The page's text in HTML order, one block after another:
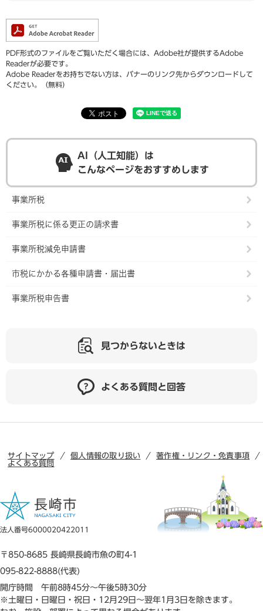
PDF形式のファイルをご覧いただく場合には、Adobe社が提供するAdobe
Readerが必要です。
Adobe Readerをお持ちでない方は、バナーのリンク先からダウンロードして
ください。（無料）
AI（人工知能）は
こんなページをおすすめします
事業所税
事業所税に係る更正の請求書
事業所税減免申請書
市税にかかる各種申請書・届出書
事業所税申告書
見つからないときは
よくある質問と回答
サイトマップ 個人情報の取り扱い
著作権・リンク・免責事項
よくある質問
法人番号6000020422011
〒850-8685 長崎県長崎市魚の町4-1
095-822-8888(代表)
開庁時間 午前8時45分～午後5時30分
※土曜日・日曜日・祝日・12月29日～翌年1月3日を除きます。